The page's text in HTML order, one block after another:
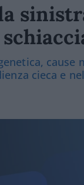
cause
cieca e